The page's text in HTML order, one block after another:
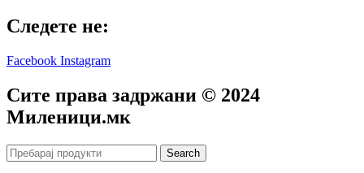
Следете не:
Facebook Instagram
Сите права задржани © 2024
Mиленици.мк
Search